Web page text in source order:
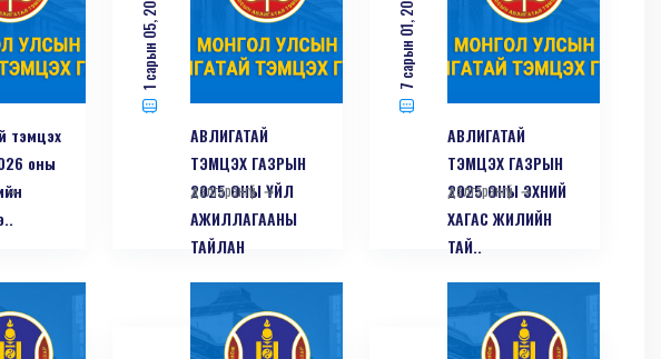
тэмцэх
оны
1 сарын 05, 2026
АВЛИГАТАЙ
ТЭМЦЭХ ГАЗРЫН
2025 ОНЫ ҮЙЛ
АЖИЛЛАГААНЫ
ТАЙЛАН
дэлгэрэнгүй
7 сарын 01, 2025
АВЛИГАТАЙ
ТЭМЦЭХ ГАЗРЫН
2025 ОНЫ ЭХНИЙ
ХАГАС ЖИЛИЙН
ТАЙ..
дэлгэрэнгүй